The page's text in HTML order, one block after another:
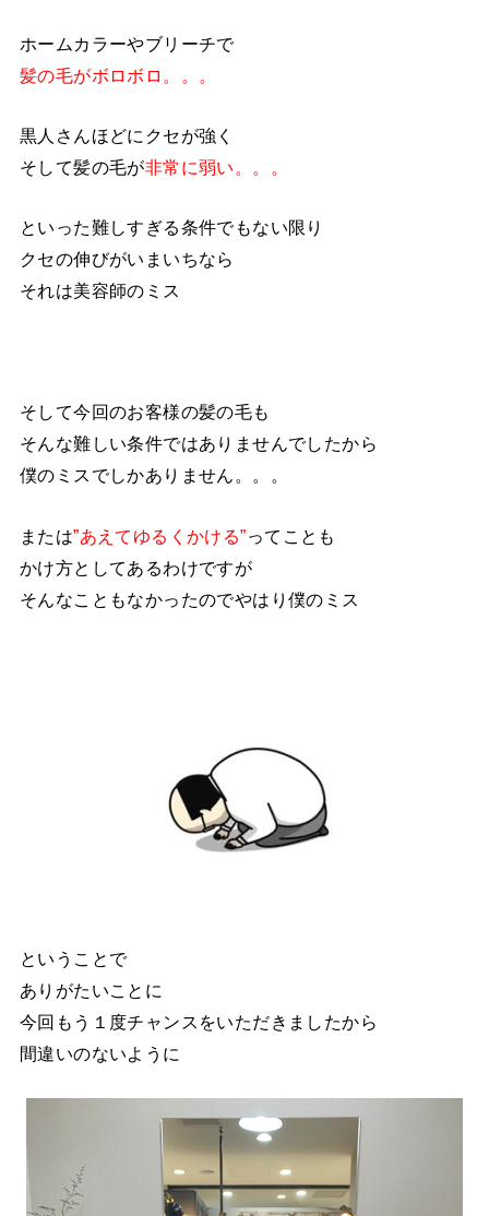
ホームカラーやブリーチで
髪の毛がボロボロ。。。
黒人さんほどにクセが強く
そして髪の毛が非常に弱い。。。
といった難しすぎる条件でもない限り
クセの伸びがいまいちなら
それは美容師のミス
そして今回のお客様の髪の毛も
そんな難しい条件ではありませんでしたから
僕のミスでしかありません。。。
または”あえてゆるくかける”ってことも
かけ方としてあるわけですが
そんなこともなかったのでやはり僕のミス
ということで
ありがたいことに
今回もう１度チャンスをいただきましたから
間違いのないように